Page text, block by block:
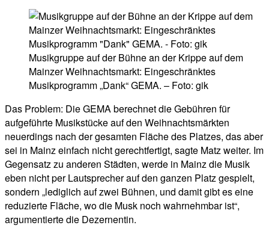
Musikgruppe auf der Bühne an der Krippe auf dem
Mainzer Weihnachtsmarkt: Eingeschränktes
Musikprogramm „Dank“ GEMA. – Foto: gik
Das Problem: Die GEMA berechnet die Gebühren für
aufgeführte Musikstücke auf den Weihnachtsmärkten
neuerdings nach der gesamten Fläche des Platzes, das aber
sei in Mainz einfach nicht gerechtfertigt, sagte Matz weiter. Im
Gegensatz zu anderen Städten, werde in Mainz die Musik
eben nicht per Lautsprecher auf den ganzen Platz gespielt,
sondern „lediglich auf zwei Bühnen, und damit gibt es eine
reduzierte Fläche, wo die Musk noch wahrnehmbar ist“,
argumentierte die Dezernentin.